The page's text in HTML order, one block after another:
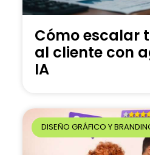
Cómo escalar
al cliente con
IA
DISEÑO GRÁFICO Y